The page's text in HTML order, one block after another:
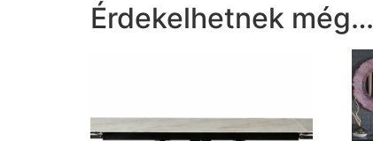
Érdekelhetnek még…